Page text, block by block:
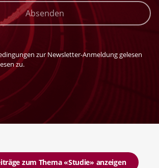
Absenden
zur Newsletter-Anmeldung gelesen
zu.
zum Thema «Studie» anzeigen